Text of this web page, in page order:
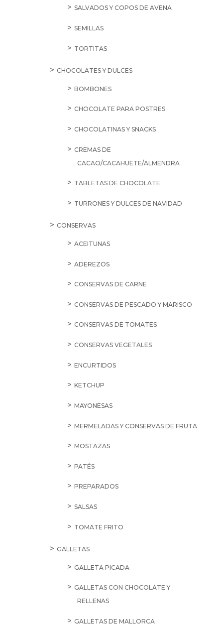
SALVADOS Y COPOS DE AVENA
SEMILLAS
TORTITAS
CHOCOLATES Y DULCES
BOMBONES
CHOCOLATE PARA POSTRES
CHOCOLATINAS Y SNACKS
CREMAS DE
CACAO/CACAHUETE/ALMENDRA
TABLETAS DE CHOCOLATE
TURRONES Y DULCES DE NAVIDAD
CONSERVAS
ACEITUNAS
ADEREZOS
CONSERVAS DE CARNE
CONSERVAS DE PESCADO Y MARISCO
CONSERVAS DE TOMATES
CONSERVAS VEGETALES
ENCURTIDOS
KETCHUP
MAYONESAS
MERMELADAS Y CONSERVAS DE FRUTA
MOSTAZAS
PATÉS
PREPARADOS
SALSAS
TOMATE FRITO
GALLETAS
GALLETA PICADA
GALLETAS CON CHOCOLATE Y
RELLENAS
GALLETAS DE MALLORCA